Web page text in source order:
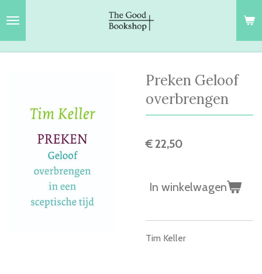
Preken Geloof
overbrengen
€ 22,50
In winkelwagen
Tim Keller